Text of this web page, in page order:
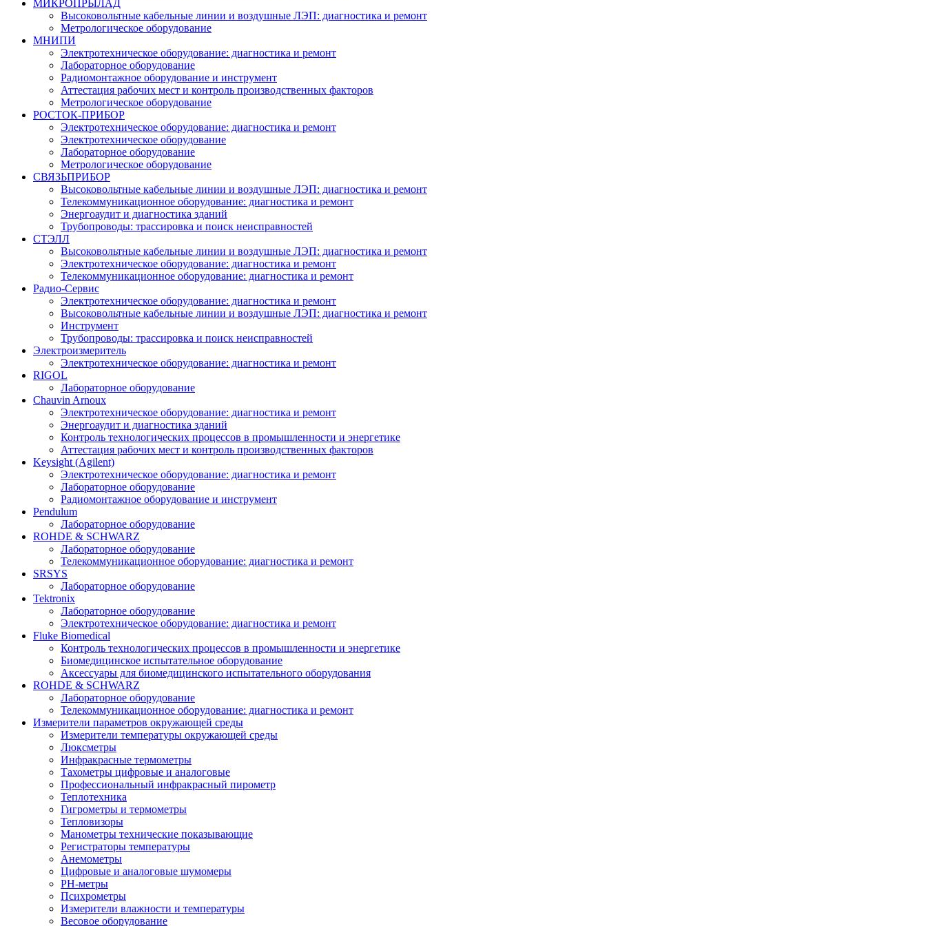
МИКРОПРЫЛАД
Высоковольтные кабельные линии и воздушные ЛЭП: диагностика и ремонт
Метрологическое оборудование
МНИПИ
Электротехническое оборудование: диагностика и ремонт
Лабораторное оборудование
Радиомонтажное оборудование и инструмент
Аттестация рабочих мест и контроль производственных факторов
Метрологическое оборудование
РОСТОК-ПРИБОР
Электротехническое оборудование: диагностика и ремонт
Электротехническое оборудование
Лабораторное оборудование
Метрологическое оборудование
СВЯЗЬПРИБОР
Высоковольтные кабельные линии и воздушные ЛЭП: диагностика и ремонт
Телекоммуникационное оборудование: диагностика и ремонт
Энергоаудит и диагностика зданий
Трубопроводы: трассировка и поиск неисправностей
СТЭЛЛ
Высоковольтные кабельные линии и воздушные ЛЭП: диагностика и ремонт
Электротехническое оборудование: диагностика и ремонт
Телекоммуникационное оборудование: диагностика и ремонт
Радио-Cервис
Электротехническое оборудование: диагностика и ремонт
Высоковольтные кабельные линии и воздушные ЛЭП: диагностика и ремонт
Инструмент
Трубопроводы: трассировка и поиск неисправностей
Электроизмеритель
Электротехническое оборудование: диагностика и ремонт
RIGOL
Лабораторное оборудование
Chauvin Arnoux
Электротехническое оборудование: диагностика и ремонт
Энергоаудит и диагностика зданий
Контроль технологических процессов в промышленности и энергетике
Аттестация рабочих мест и контроль производственных факторов
Keysight (Agilent)
Электротехническое оборудование: диагностика и ремонт
Лабораторное оборудование
Радиомонтажное оборудование и инструмент
Pendulum
Лабораторное оборудование
ROHDE & SCHWARZ
Лабораторное оборудование
Телекоммуникационное оборудование: диагностика и ремонт
SRSYS
Лабораторное оборудование
Tektronix
Лабораторное оборудование
Электротехническое оборудование: диагностика и ремонт
Fluke Biomedical
Контроль технологических процессов в промышленности и энергетике
Биомедицинское испытательное оборудование
Аксессуары для биомедицинского испытательного оборудования
ROHDE & SCHWARZ
Лабораторное оборудование
Телекоммуникационное оборудование: диагностика и ремонт
Измерители параметров окружающей среды
Измерители температуры окружающей среды
Люксметры
Инфракрасные термометры
Тахометры цифровые и аналоговые
Профессиональный инфракрасный пирометр
Теплотехника
Гигрометры и термометры
Тепловизоры
Манометры технические показывающие
Регистраторы температуры
Анемометры
Цифровые и аналоговые шумомеры
PH-метры
Психрометры
Измерители влажности и температуры
Весовое оборудование